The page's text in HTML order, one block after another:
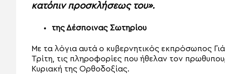
κατόπιν προσκλήσεως του».
της Δέσποινας Σωτηρίου
Με τα λόγια αυτά ο κυβερνητικός εκπρόσωπος
Τρίτη, τις πληροφορίες που ήθελαν τον
Κυριακή της Ορθοδοξίας.